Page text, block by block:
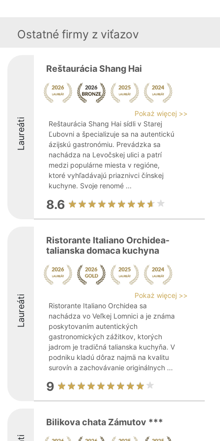
Ostatné firmy z viťazov
Laureáti
Reštaurácia Shang Hai
Pokaż więcej >>
Reštaurácia Shang Hai sídli v Starej
Ľubovni a špecializuje sa na autentickú
ázijskú gastronómiu. Prevádzka sa
nachádza na Levočskej ulici a patrí
medzi populárne miesta v regióne,
ktoré vyhľadávajú priaznivci čínskej
kuchyne. Svoje renomé ...
8.6
Laureáti
Ristorante Italiano Orchidea-
talianska domaca kuchyna
Pokaż więcej >>
Ristorante Italiano Orchidea sa
nachádza vo Veľkej Lomnici a je známa
poskytovaním autentických
gastronomických zážitkov, ktorých
jadrom je tradičná talianska kuchyňa. V
podniku kladú dôraz najmä na kvalitu
surovín a zachovávanie originálnych ...
9
Bilikova chata Zámutov ***